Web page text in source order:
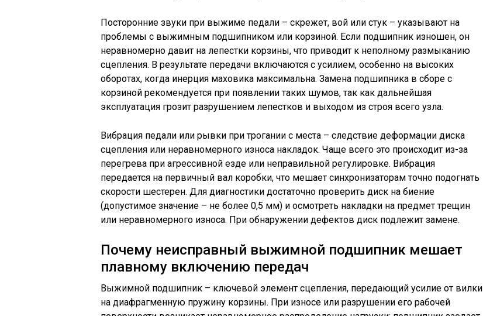
Посторонние звуки при выжиме педали – скрежет, вой или стук – указывают на
проблемы с выжимным подшипником или корзиной. Если подшипник изношен, он
неравномерно давит на лепестки корзины, что приводит к неполному размыканию
сцепления. В результате передачи включаются с усилием, особенно на высоких
оборотах, когда инерция маховика максимальна. Замена подшипника в сборе с
корзиной рекомендуется при появлении таких шумов, так как дальнейшая
эксплуатация грозит разрушением лепестков и выходом из строя всего узла.
Вибрация педали или рывки при трогании с места – следствие деформации диска
сцепления или неравномерного износа накладок. Чаще всего это происходит из-за
перегрева при агрессивной езде или неправильной регулировке. Вибрация
передается на первичный вал коробки, что мешает синхронизаторам точно подогнать
скорости шестерен. Для диагностики достаточно проверить диск на биение
(допустимое значение – не более 0,5 мм) и осмотреть накладки на предмет трещин
или неравномерного износа. При обнаружении дефектов диск подлежит замене.
Почему неисправный выжимной подшипник мешает
плавному включению передач
Выжимной подшипник – ключевой элемент сцепления, передающий усилие от вилки
на диафрагменную пружину корзины. При износе или разрушении его рабочей